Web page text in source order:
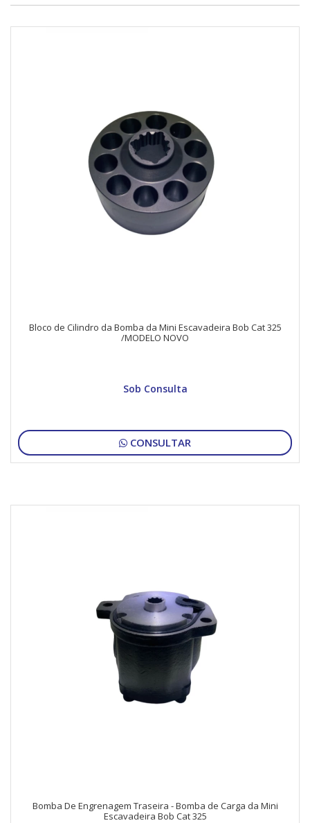
Bloco de Cilindro da Bomba da Mini Escavadeira Bob Cat 325
/MODELO NOVO
Sob Consulta
CONSULTAR
Bomba De Engrenagem Traseira - Bomba de Carga da Mini
Escavadeira Bob Cat 325